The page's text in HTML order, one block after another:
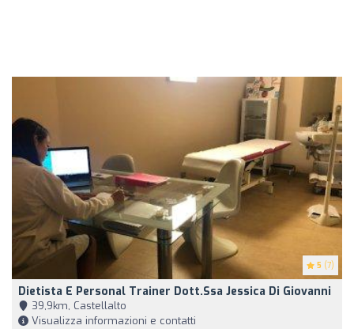
5 (7)
Dietista E Personal Trainer Dott.ssa Jessica Di Giovanni
39,9km, Castellalto
Visualizza informazioni e contatti